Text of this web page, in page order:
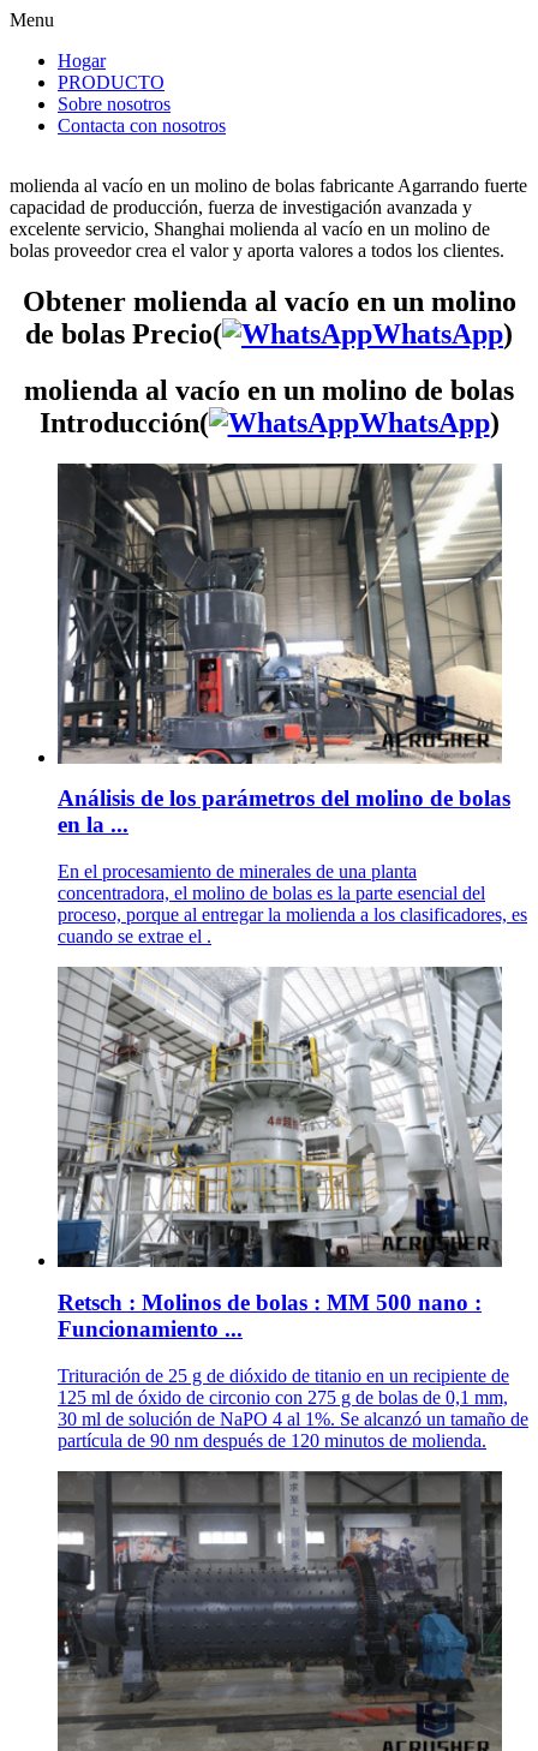
Menu
Hogar
PRODUCTO
Sobre nosotros
Contacta con nosotros
molienda al vacío en un molino de bolas fabricante Agarrando fuerte
capacidad de producción, fuerza de investigación avanzada y
excelente servicio, Shanghai molienda al vacío en un molino de
bolas proveedor crea el valor y aporta valores a todos los clientes.
Obtener molienda al vacío en un molino
de bolas Precio(
WhatsApp)
molienda al vacío en un molino de bolas
Introducción(
WhatsApp)
Análisis de los parámetros del molino de bolas
en la ...
En el procesamiento de minerales de una planta
concentradora, el molino de bolas es la parte esencial del
proceso, porque al entregar la molienda a los clasificadores, es
cuando se extrae el .
Retsch : Molinos de bolas : MM 500 nano :
Funcionamiento ...
Trituración de 25 g de dióxido de titanio en un recipiente de
125 ml de óxido de circonio con 275 g de bolas de 0,1 mm,
30 ml de solución de NaPO 4 al 1%. Se alcanzó un tamaño de
partícula de 90 nm después de 120 minutos de molienda.